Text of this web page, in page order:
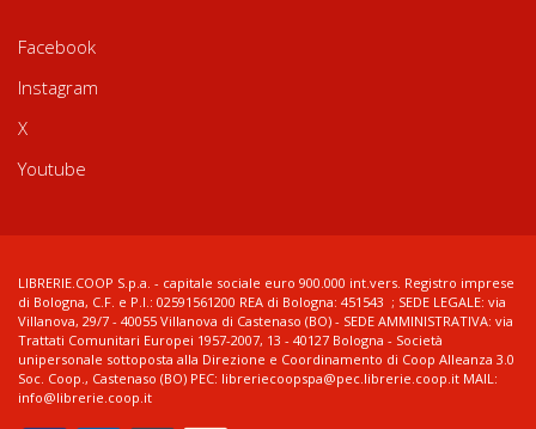
Facebook
Instagram
X
Youtube
LIBRERIE.COOP S.p.a. - capitale sociale euro 900.000 int.vers. Registro imprese
di Bologna, C.F. e P.I.: 02591561200 REA di Bologna: 451543 ; SEDE LEGALE: via
Villanova, 29/7 - 40055 Villanova di Castenaso (BO) - SEDE AMMINISTRATIVA: via
Trattati Comunitari Europei 1957-2007, 13 - 40127 Bologna - Società
unipersonale sottoposta alla Direzione e Coordinamento di Coop Alleanza 3.0
Soc. Coop., Castenaso (BO) PEC: libreriecoopspa@pec.librerie.coop.it MAIL:
info@librerie.coop.it